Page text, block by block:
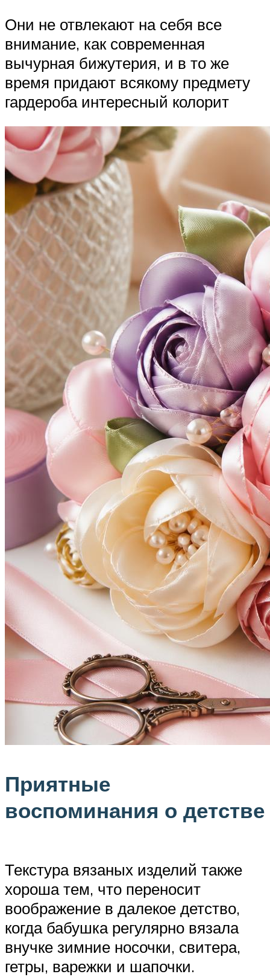
Они не отвлекают на себя все
внимание, как современная
вычурная бижутерия, и в то же
время придают всякому предмету
гардероба интересный колорит
Приятные
воспоминания о детстве
Текстура вязаных изделий также
хороша тем, что переносит
воображение в далекое детство,
когда бабушка регулярно вязала
внучке зимние носочки, свитера,
гетры, варежки и шапочки.